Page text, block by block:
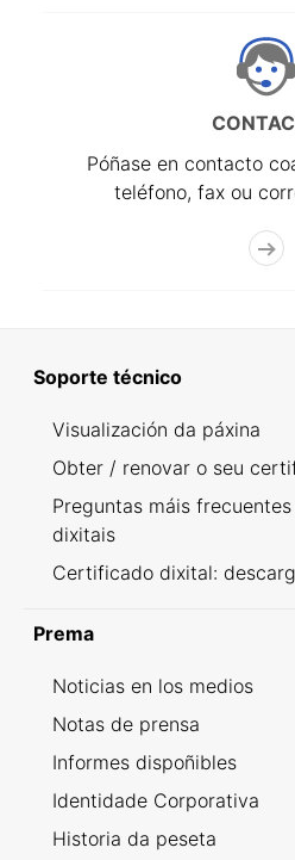
Póñase en contacto
teléfono, fax ou
Soporte técnico
Visualización da páxina
Obter / renovar o seu
Preguntas máis
dixitais
Certificado dixital:
Prema
Noticias en los medios
Notas de prensa
Informes dispoñibles
Identidade Corporativa
Historia da peseta